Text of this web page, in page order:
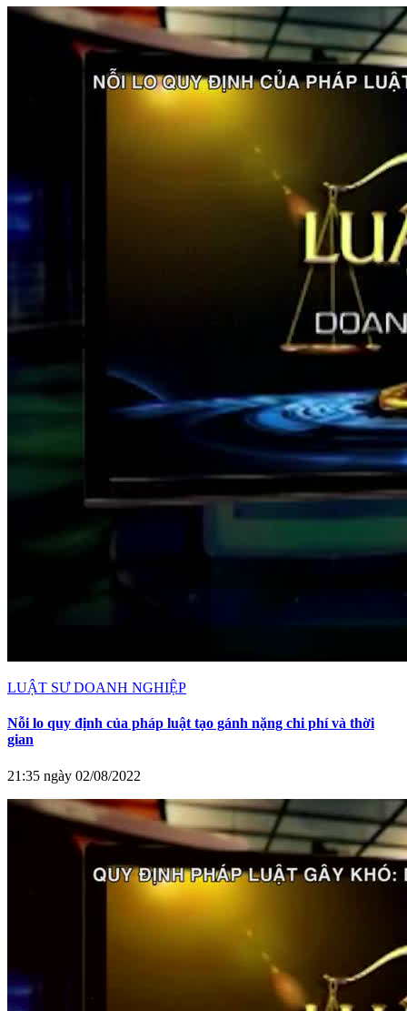
LUẬT SƯ DOANH NGHIỆP
Nỗi lo quy định của pháp luật tạo gánh nặng chi phí và thời
gian
21:35 ngày 02/08/2022